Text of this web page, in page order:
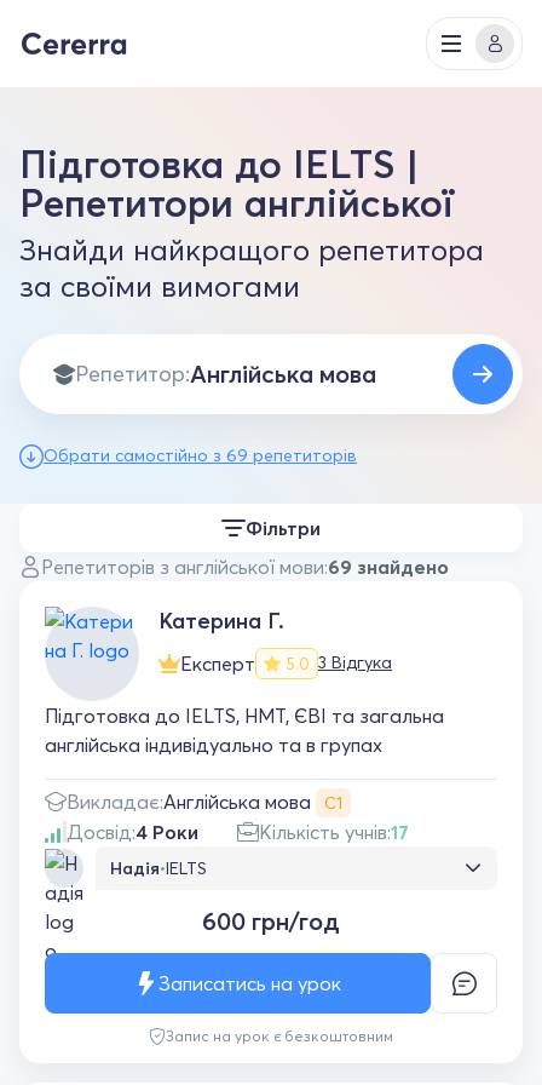
Підготовка до IELTS |
Репетитори англійської
Знайди найкращого репетитора
за своїми вимогами
Репетитор:
Обрати самостійно з 69 репетиторів
Репетиторів з англійської мови:69 знайдено
Фільтри
Катерина Г.
Експерт 5.0 3 Відгука
Підготовка до IELTS, НМТ, ЄВІ та загальна
англійська індивідуально та в групах
Викладає:Англійська мова С1
Досвід:4 Роки Кількість учнів:17
Надія•IELTS
пʼять місяців і окрім підготовки до екзамену
англійської мови. Кожне заняття було не
тільки корисним але й приємним. З
Катериною легко знайти спільну мову.
Інформація доноситься чітко та ясно, вчити
600 грн/год
Запис на урок є безкоштовним
Записатись на урок